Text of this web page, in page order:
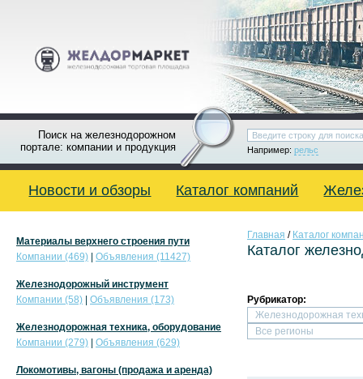
Поиск на железнодорожном
портале: компании и продукция
Например: рельс
Новости и обзоры Каталог компаний
Главная / Каталог
Каталог
Рубрикатор:
Материалы верхнего строения пути
Компании (469)
Объявления (11427)
Железнодорожный инструмент
Компании (58)
Объявления (173)
Железнодорожная техника, оборудование
Компании (279)
Объявления (629)
Локомотивы, вагоны (продажа и аренда)